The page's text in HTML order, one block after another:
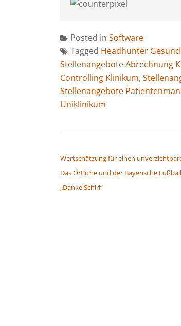
Posted in Software
Tagged Headhunter
Stellenangebote Abrechnung
Controlling Klinikum,
Stellenangebote
Uniklinikum
Wertschätzung für einen
Das Örtliche und der Bayerische
„Danke Schiri“